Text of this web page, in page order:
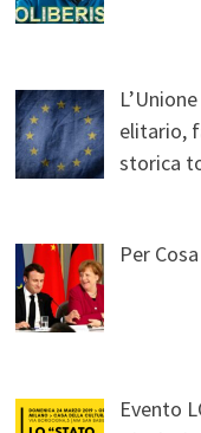
elitario,
storica
Per
Evento